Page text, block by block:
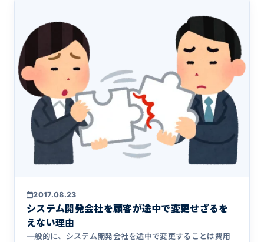
2017.08.23
システム開発会社を顧客が途中で変更せざるを
えない理由
一般的に、システム開発会社を途中で変更することは費用